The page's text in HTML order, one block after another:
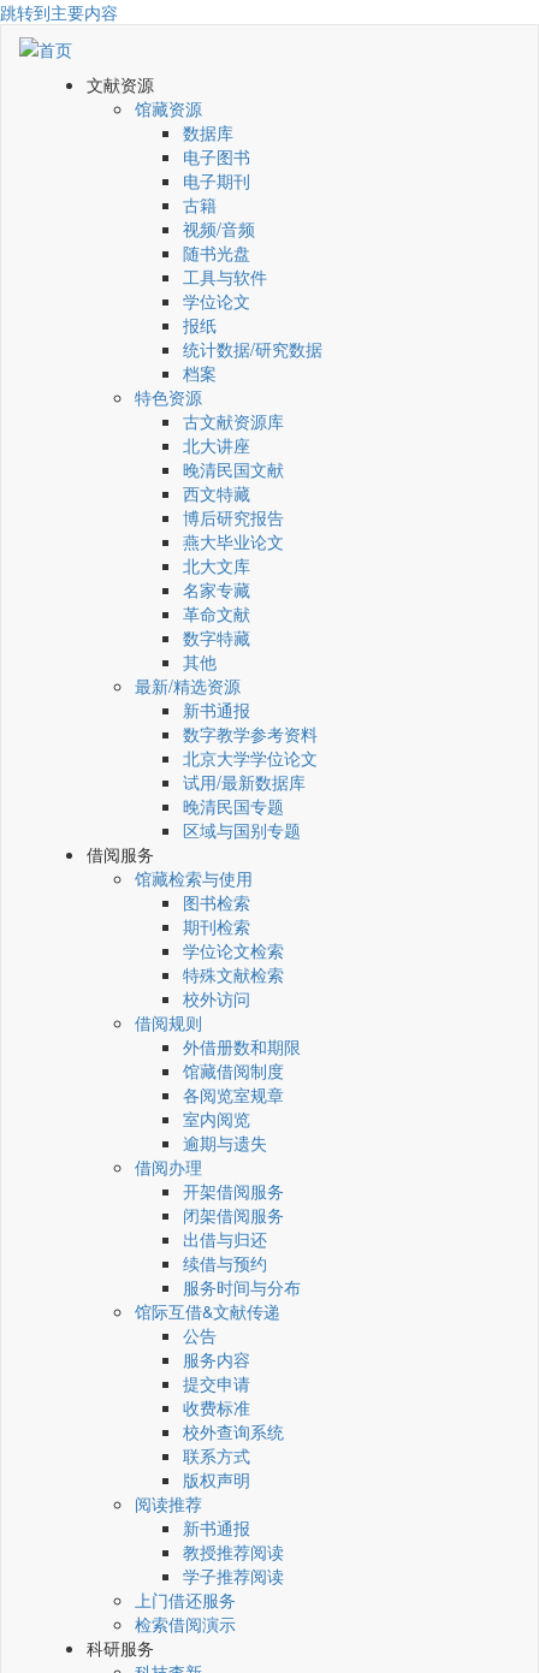
跳转到主要内容
文献资源
馆藏资源
数据库
电子图书
电子期刊
古籍
视频/音频
随书光盘
工具与软件
学位论文
报纸
统计数据/研究数据
档案
特色资源
古文献资源库
北大讲座
晚清民国文献
西文特藏
博后研究报告
燕大毕业论文
北大文库
名家专藏
革命文献
数字特藏
其他
最新/精选资源
新书通报
数字教学参考资料
北京大学学位论文
试用/最新数据库
晚清民国专题
区域与国别专题
借阅服务
馆藏检索与使用
图书检索
期刊检索
学位论文检索
特殊文献检索
校外访问
借阅规则
外借册数和期限
馆藏借阅制度
各阅览室规章
室内阅览
逾期与遗失
借阅办理
开架借阅服务
闭架借阅服务
出借与归还
续借与预约
服务时间与分布
馆际互借&文献传递
公告
服务内容
提交申请
收费标准
校外查询系统
联系方式
版权声明
阅读推荐
新书通报
教授推荐阅读
学子推荐阅读
上门借还服务
检索借阅演示
科研服务